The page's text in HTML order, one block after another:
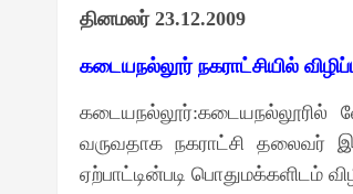
தினமலர் 23.12.2009
கடையநல்லூர் நகராட்சியில்
கடையநல்லூர்:கடையநல்லூரில்
வருவதாக நகராட்சி தலைவர்
ஏற்பாட்டின்படி